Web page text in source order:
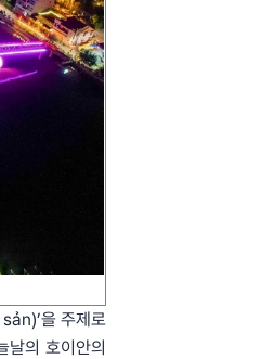
을 주제로
날의 호이안의